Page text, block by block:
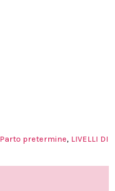
Parto pretermine, LIVELLI DI